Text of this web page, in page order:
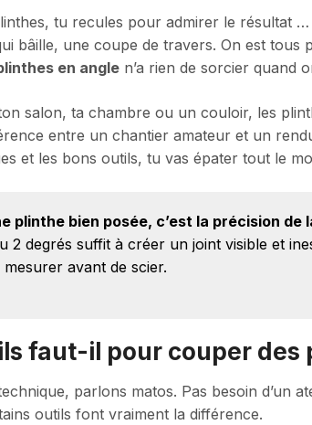
tu recules pour admirer le résultat
bâille, une coupe de travers. On est tous
en angle n’a rien de sorcier quand
salon, ta chambre ou un couloir, les
entre un chantier amateur et un
et les bons outils, tu vas épater tout le
plinthe bien posée, c’est la précision de
2 degrés suffit à créer un joint visible et
avant de scier.
faut-il pour couper des
parlons matos. Pas besoin d’un
outils font vraiment la différence.